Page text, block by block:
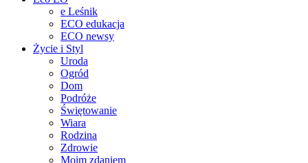
e Leśnik
ECO edukacja
ECO newsy
Życie i Styl
Uroda
Ogród
Dom
Podróże
Świętowanie
Wiara
Rodzina
Zdrowie
Moim zdaniem